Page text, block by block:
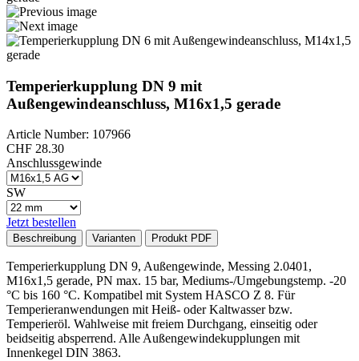
Temperierkupplung DN 9 mit
Außengewindeanschluss, M16x1,5 gerade
Article Number: 107966
CHF 28.30
Anschlussgewinde
SW
Jetzt bestellen
Beschreibung Varianten Produkt PDF
Temperierkupplung DN 9, Außengewinde, Messing 2.0401,
M16x1,5 gerade, PN max. 15 bar, Mediums-/Umgebungstemp. -20
°C bis 160 °C. Kompatibel mit System HASCO Z 8. Für
Temperieranwendungen mit Heiß- oder Kaltwasser bzw.
Temperieröl. Wahlweise mit freiem Durchgang, einseitig oder
beidseitig absperrend. Alle Außengewindekupplungen mit
Innenkegel DIN 3863.